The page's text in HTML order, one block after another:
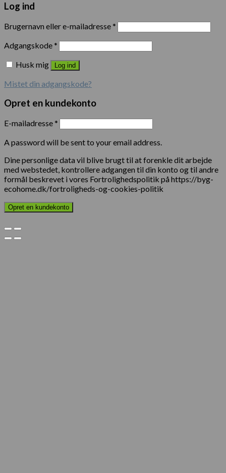
Log ind
Brugernavn eller e-mailadresse*
Adgangskode*
Husk mig
Log ind
Mistet din adgangskode?
Opret en kundekonto
E-mailadresse*
A password will be sent to your email address.
Dine personlige data vil blive brugt til at forenkle dit arbejde
med webstedet, kontrollere adgangen til din konto og til andre
formål beskrevet i vores Fortrolighedspolitik på https://byg-
ecohome.dk/fortroligheds-og-cookies-politik
Opret en kundekonto